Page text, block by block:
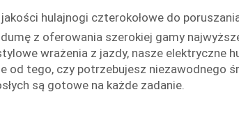
hulajnogi czterokołowe do
z oferowania szerokiej gamy
wrażenia z jazdy, nasze elektryczne
od tego, czy potrzebujesz niezawodnego
są gotowe na każde zadanie.